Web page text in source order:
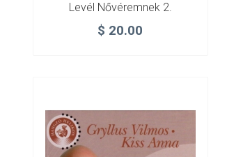
Levél Nővéremnek 2.
$ 20.00